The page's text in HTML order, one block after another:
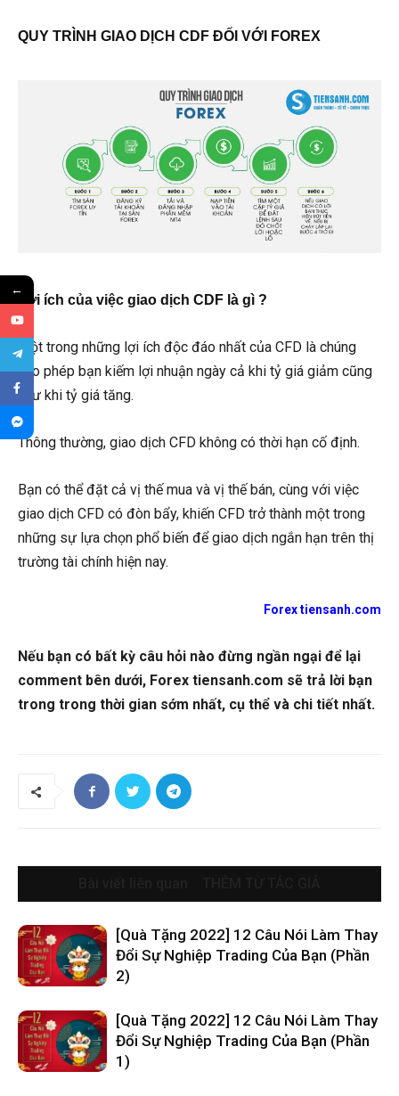
QUY TRÌNH GIAO DỊCH CDF ĐỐI VỚI FOREX
Lợi ích của việc giao dịch CDF là gì ?
Một trong những lợi ích độc đáo nhất của CFD là chúng
cho phép bạn kiếm lợi nhuận ngày cả khi tỷ giá giảm cũng
như khi tỷ giá tăng.
Thông thường, giao dịch CFD không có thời hạn cố định.
Bạn có thể đặt cả vị thế mua và vị thế bán, cùng với việc
giao dịch CFD có đòn bẩy, khiến CFD trở thành một trong
những sự lựa chọn phổ biến để giao dịch ngắn hạn trên thị
trường tài chính hiện nay.
Forex tiensanh.com
Nếu bạn có bất kỳ câu hỏi nào đừng ngần ngại để lại
comment bên dưới, Forex tiensanh.com sẽ trả lời bạn
trong trong thời gian sớm nhất, cụ thể và chi tiết nhất.
[Quà Tặng 2022] 12 Câu Nói Làm Thay
Đổi Sự Nghiệp Trading Của Bạn (Phần
2)
[Quà Tặng 2022] 12 Câu Nói Làm Thay
Đổi Sự Nghiệp Trading Của Bạn (Phần
1)
←